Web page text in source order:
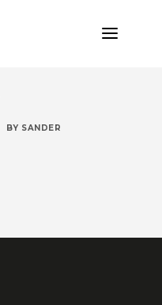
BY SANDER